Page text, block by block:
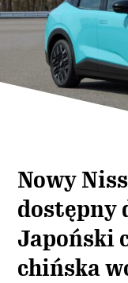
Nowy
dostępny
Japoński
chińska